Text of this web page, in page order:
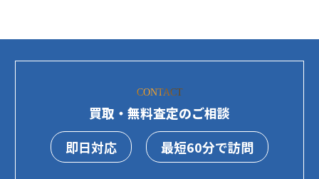
CONTACT
買取・無料査定のご相談
即日対応
最短60分で訪問